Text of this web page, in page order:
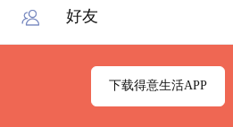
好友
下载得意生活APP